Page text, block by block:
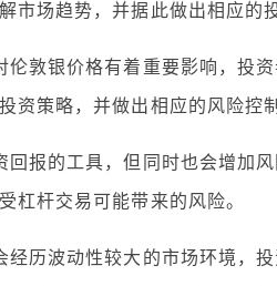
市场趋势，并据此做出相应的
敦银价格有着重要影响，投
资策略，并做出相应的风险控
报的工具，但同时也会增加
杠杆交易可能带来的风险。
历波动性较大的市场环境，